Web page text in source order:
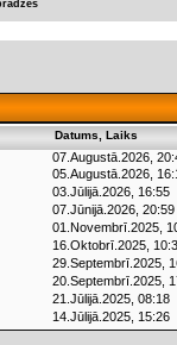
Datums, Laiks
07.Augustā.2026,
05.Augustā.2026,
03.Jūlijā.2026, 16:55
07.Jūnijā.2026, 20:59
01.Novembrī.2025,
16.Oktobrī.2025,
29.Septembrī.2025,
20.Septembrī.2025,
21.Jūlijā.2025, 08:18
14.Jūlijā.2025, 15:26